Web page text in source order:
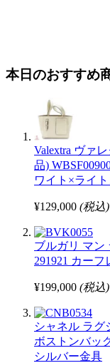
本日のおすすめ
Valextra ヴァ
品)
ワイト×ライ
¥129,000 (税込)
ブルガリ マン
291921 カー
¥199,000 (税込)
シャネル ラグ
ボストンバッ
シルバー金具